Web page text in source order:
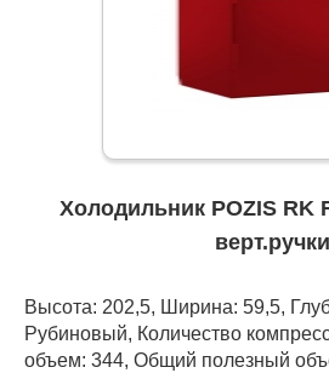
Холодильник POZIS RK
верт.ручки
Высота: 202,5, Ширина: 59,5,
Рубиновый, Количество
объем: 344, Общий полезный